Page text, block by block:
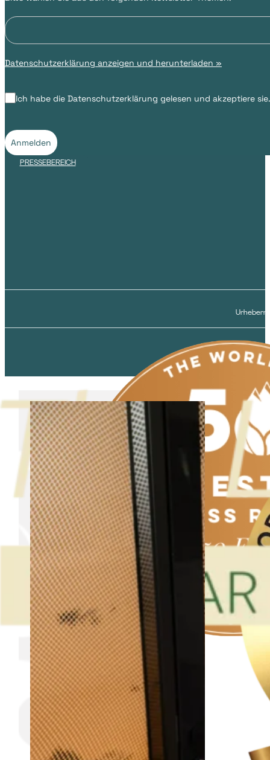
Datenschutzerklärung anzeigen und herunterladen »
Ich habe die Datenschutzerklärung gelesen und akzeptiere
Anmelden
PRESSEBEREICH